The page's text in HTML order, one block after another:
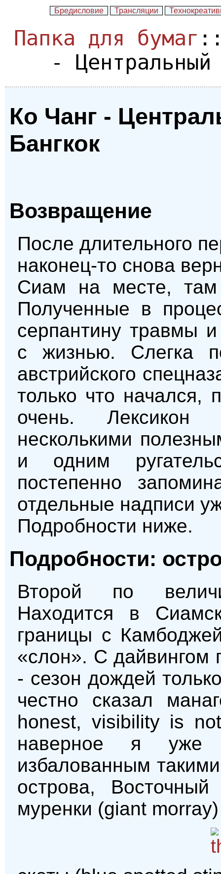
Бредисловие Трансляции
Папка для бумаг
-
Ко Чанг -
Бангкок
Возвращение
После длительного
наконец-то снова
Сиам на месте,
Полученные в
серпантину травмы
с жизнью. Слегка
австрийского
только что начался,
очень.
несколькими
и одним
постепенно
отдельные надписи
Подробности ниже.
Подробности:
Второй по
Находится в
границы с
«слон». С дайвингом
- сезон дождей
честно сказал
honest, visibility is
наверное я уже
избалованным
острова,
муренки (giant